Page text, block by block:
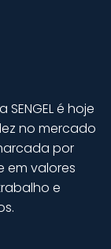
é hoje
no mercado
por
em valores
e